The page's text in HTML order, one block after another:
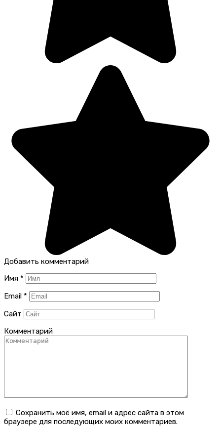
Добавить комментарий
Имя *
Email *
Сайт
Комментарий
Сохранить моё имя, email и адрес сайта в этом
браузере для последующих моих комментариев.